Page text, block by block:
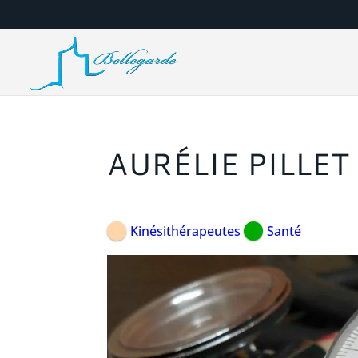
AURÉLIE PILLET
Kinésithérapeutes Santé